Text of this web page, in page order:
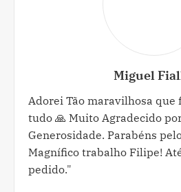
Miguel
Adorei Tão maravilhosa que
tudo 🙏 Muito Agradecido
Generosidade. Parabéns
Magnífico trabalho Filipe!
pedido."